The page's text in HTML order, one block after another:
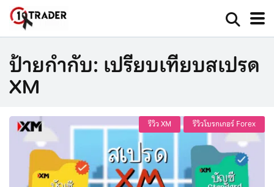
ป้ายกำกับ: เปรียบเทียบสเปรด
XM
รีวิว XM รีวิวโบรกเกอร์ Forex